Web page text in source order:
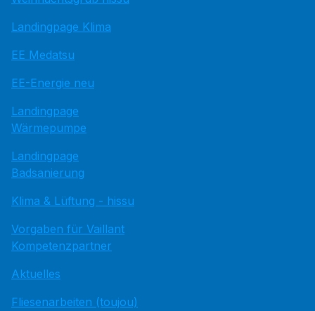
Landingpage Klima
EE Medatsu
EE-Energie neu
Landingpage
Wärmepumpe
Landingpage
Badsanierung
Klima & Lüftung - hissu
Vorgaben für Vaillant
Kompetenzpartner
Aktuelles
Fliesenarbeiten (toujou)